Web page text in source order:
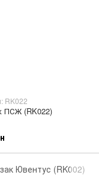
RK022
ПСЖ (RK022)